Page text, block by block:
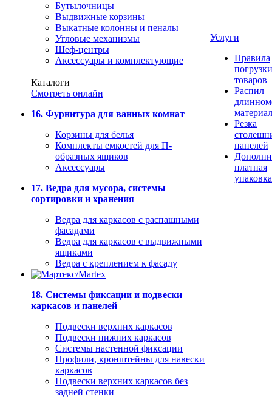
Бутылочницы
Выдвижные корзины
Выкатные колонны и пеналы
Угловые механизмы
Шеф-центры
Аксессуары и комплектующие
Каталоги
Смотреть онлайн
16. Фурнитура для ванных комнат
Корзины для белья
Комплекты емкостей для П-
образных ящиков
Аксессуары
17. Ведра для мусора, системы
сортировки и хранения
Ведра для каркасов с распашными
фасадами
Ведра для каркасов с выдвижными
ящиками
Ведра с креплением к фасаду
18. Системы фиксации и подвески
каркасов и панелей
Подвески верхних каркасов
Подвески нижних каркасов
Системы настенной фиксации
Профили, кронштейны для навески
каркасов
Подвески верхних каркасов без
задней стенки
Услуги
Правила
погрузки
товаров
Распил
Резка
панелей
платная
упаковка